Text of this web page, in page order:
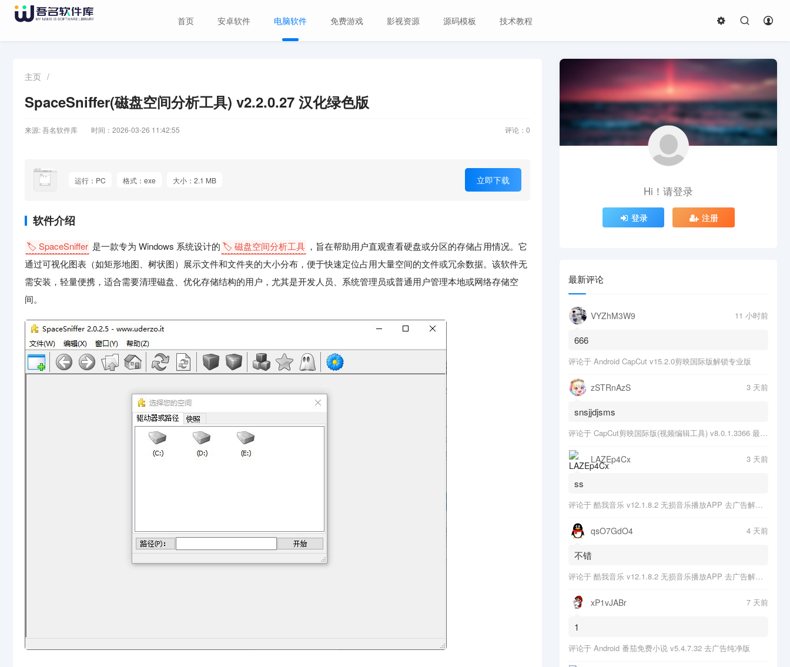
首页 安卓软件 电脑软件 免费游戏 影视资源 源码模板 技术教程
主页 /
SpaceSniffer(磁盘空间分析工具) v2.2.0.27 汉化绿色版
来源: 吾名软件库 时间：2026-03-26 11:42:55 评论： 0
运行：PC 格式：exe 大小：2.1 MB 立即下载
软件介绍
🏷️ SpaceSniffer 是一款专为 Windows 系统设计的 🏷️ 磁盘空间分析工具 ，旨在帮助用户直观查看硬盘或分区的存储占用情况。它
通过可视化图表（如矩形地图、树状图）展示文件和文件夹的大小分布，便于快速定位占用大量空间的文件或冗余数据。该软件无
需安装，轻量便携，适合需要清理磁盘、优化存储结构的用户，尤其是开发人员、系统管理员或普通用户管理本地或网络存储空
间。
Hi！请登录
登录 注册
最新评论
VYZhM3W9 11 小时前
666
评论于 Android CapCut v15.2.0剪映国际版解锁专业版
zSTRnAzS 3 天前
snsjjdjsms
评论于 CapCut剪映国际版(视频编辑工具) v8.0.1.3366 最新版
LAZEp4Cx 3 天前
ss
评论于 酷我音乐 v12.1.8.2 无损音乐播放APP 去广告解锁会员版
qsO7GdO4 4 天前
不错
评论于 酷我音乐 v12.1.8.2 无损音乐播放APP 去广告解锁会员版
xP1vJABr 7 天前
1
评论于 Android 番茄免费小说 v5.4.7.32 去广告纯净版